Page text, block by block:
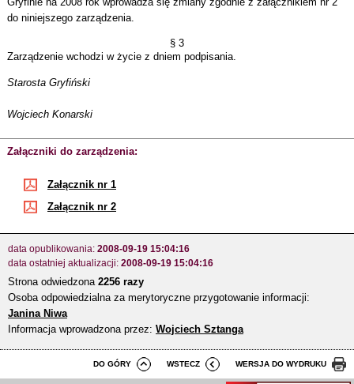
do niniejszego zarządzenia.
§ 3
Zarządzenie wchodzi w życie z dniem podpisania.
Starosta Gryfiński
Wojciech Konarski
Załączniki do zarządzenia:
Załącznik nr 1
Załącznik nr 2
data opublikowania: 2008-09-19 15:04:16
data ostatniej aktualizacji: 2008-09-19 15:04:16
Strona odwiedzona 2256 razy
Osoba odpowiedzialna za merytoryczne przygotowanie informacji:
Janina Niwa
Informacja wprowadzona przez: Wojciech Sztanga
DO GÓRY WSTECZ WERSJA DO WYDRUKU